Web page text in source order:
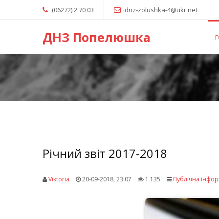
(06272) 2 70 03 dnz-zolushka-4@ukr.net
ДНЗ Попелюшка
Річний звіт 2017-2018
Viktoria 20-09-2018, 23:07 1 135 Публічна